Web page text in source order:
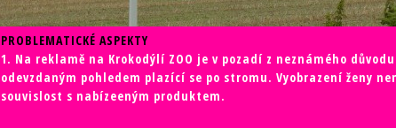
PROBLEMATICKÉ ASPEKTY
1. Na reklamě na Krokodýlí ZOO je v pozadí z neznámého
odevzdaným pohledem plazící se po stromu. Vyobrazení ženy
souvislost s nabízeeným produktem.